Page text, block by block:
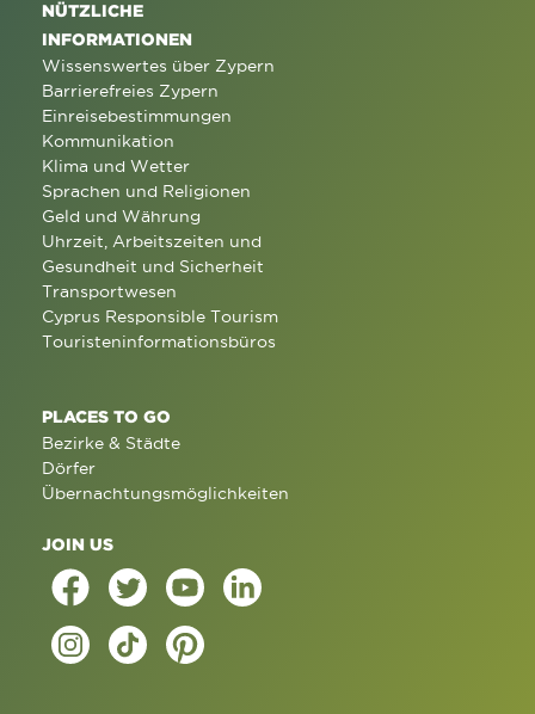
NÜTZLICHE
INFORMATIONEN
Wissenswertes über Zypern
Barrierefreies Zypern
Einreisebestimmungen
Kommunikation
Klima und Wetter
Sprachen und Religionen
Geld und Währung
Uhrzeit, Arbeitszeiten und
Gesundheit und Sicherheit
Transportwesen
Cyprus Responsible Tourism
Touristeninformationsbüros
PLACES TO GO
Bezirke & Städte
Dörfer
Übernachtungsmöglichkeiten
JOIN US